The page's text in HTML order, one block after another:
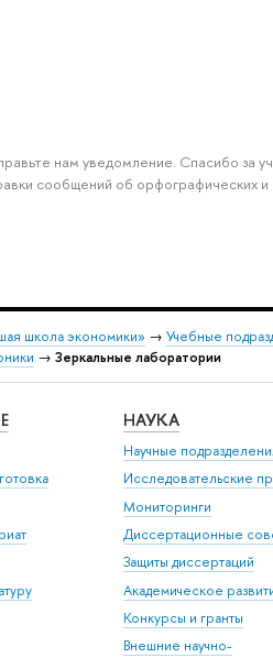
нам уведомление. Спасибо за
сообщений об орфографических и
школа экономики» → Учебные
→ Зеркальные лаборатории
НАУКА
Научные
Исследовательские
Мониторинги
Диссертационные
Защиты диссертаций
Академическое
Конкурсы и гранты
Внешние научно-